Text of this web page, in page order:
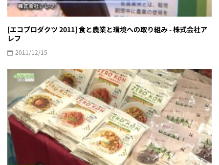
[エコプロダクツ 2011] 食と農業と環境への取り組み - 株式会社ア
レフ
2011/12/15